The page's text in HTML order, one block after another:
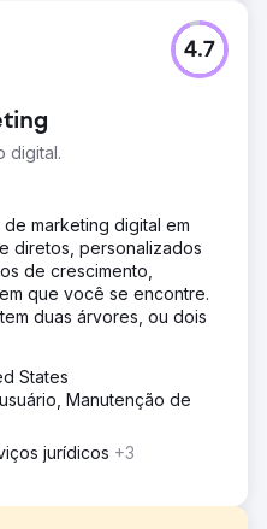
digital.
4.7
marketing digital em
diretos, personalizados
de crescimento,
que você se encontre.
duas árvores, ou dois
States
Manutenção de
jurídicos +3